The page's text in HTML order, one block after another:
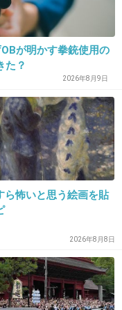
待は存在する。
るよ。
い？
が明かす拳銃使用の
た？
2026年8月9日
ら怖いと思う絵画を貼
2026年8月8日